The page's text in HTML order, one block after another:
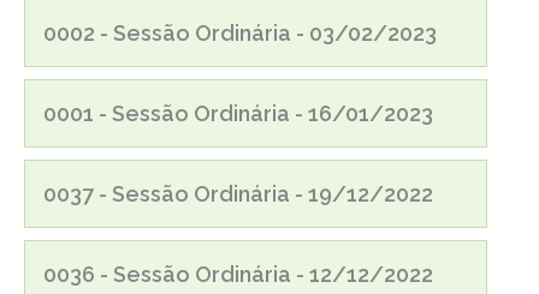
0002 - Sessão Ordinária - 03/02/2023
0001 - Sessão Ordinária - 16/01/2023
0037 - Sessão Ordinária - 19/12/2022
0036 - Sessão Ordinária - 12/12/2022